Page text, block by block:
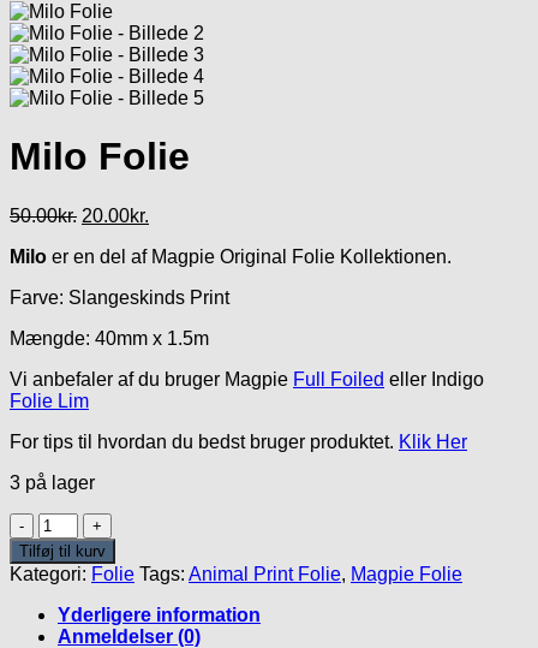
Milo Folie
50.00kr. Den
pris
50.00kr..
20.00kr.
pris
20.00kr..
Milo er en del af Magpie Original Folie Kollektionen.
Farve: Slangeskinds Print
Mængde: 40mm x 1.5m
Vi anbefaler af du bruger Magpie Full Foiled eller Indigo
Folie Lim
For tips til hvordan du bedst bruger produktet. Klik Her
3 på lager
Milo
Folie
antal
Tilføj til kurv
Kategori: Folie Tags: Animal Print Folie, Magpie Folie
Yderligere information
Anmeldelser (0)